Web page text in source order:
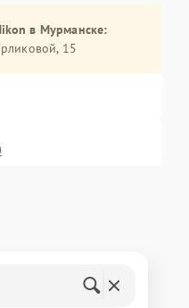
в Мурманске:
15